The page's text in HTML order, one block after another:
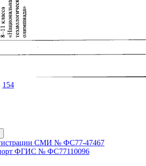
154
СМИ № ФС77-47467
ФГИС № ФС77110096